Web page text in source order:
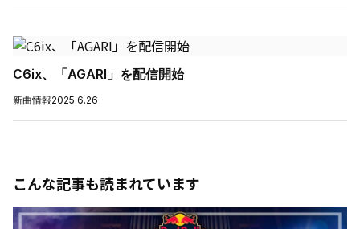
C6ix、「AGARI」を配信開始
新曲情報2025.6.26
こんな記事も読まれています